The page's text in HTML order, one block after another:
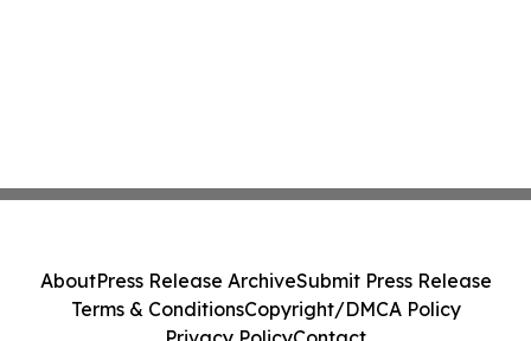
AboutPress Release ArchiveSubmit Press Release
Terms & ConditionsCopyright/DMCA Policy